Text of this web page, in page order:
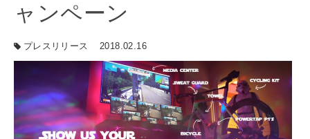
ャンペーン
プレスリリース 2018.02.16